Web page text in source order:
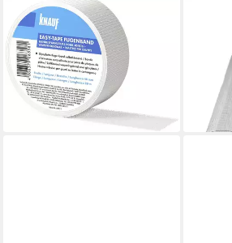
KNAUF
Glasfasergewebe Knauf
Gipsfaser-Fugenband easy-
tape 20 m x 48 mm
2,60 €
(0,13 €/ 1 m)
lieferbar - in 4-5 Werktagen bei dir
36,90 €
(0,74 €/